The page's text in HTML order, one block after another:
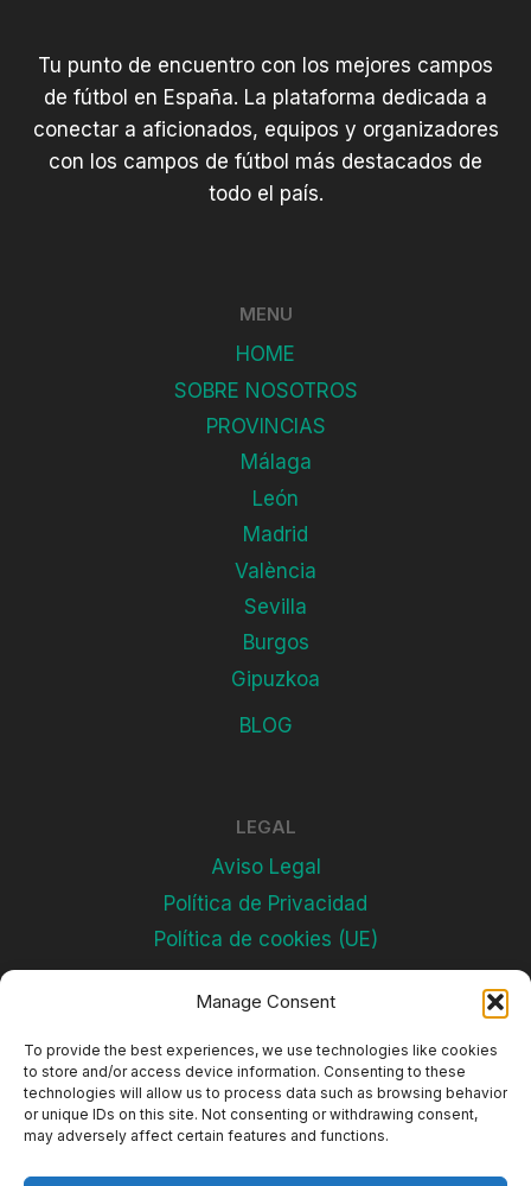
Manage Consent
To provide the best experiences, we use technologies like cookies
to store and/or access device information. Consenting to these
technologies will allow us to process data such as browsing behavior
or unique IDs on this site. Not consenting or withdrawing consent,
may adversely affect certain features and functions.
Tu punto de encuentro con los mejores campos
de fútbol en España. La plataforma dedicada a
conectar a aficionados, equipos y organizadores
con los campos de fútbol más destacados de
todo el país.
MENU
HOME
SOBRE NOSOTROS
PROVINCIAS
Málaga
León
Madrid
València
Sevilla
Burgos
Gipuzkoa
BLOG
LEGAL
Aviso Legal
Política de Privacidad
Política de cookies (UE)
Subscríbete